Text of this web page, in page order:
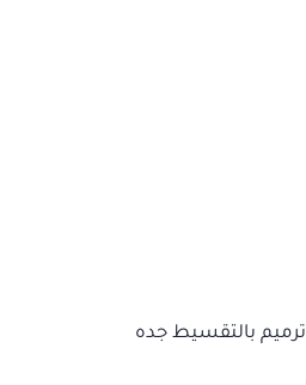
ترميم بالتقسيط جده